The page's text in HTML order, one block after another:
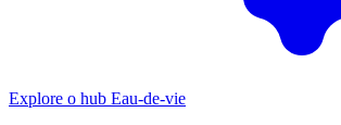
Explore o hub Eau-de-vie